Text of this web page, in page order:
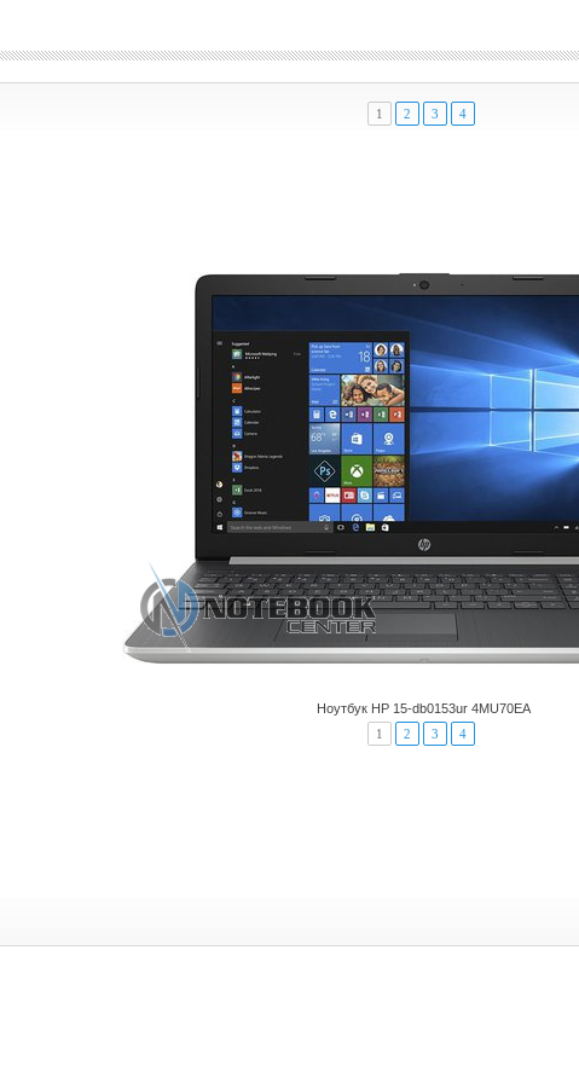
1 2 3 4
Ноутбук HP 15-db0153ur 4MU70EA
1
2 3 4